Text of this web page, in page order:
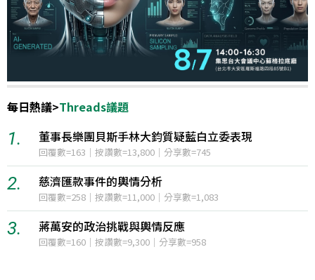
每日熱議>
Threads議題
委表現
1. 台灣對熊本地震的迅速援助引發日本
12小時聲量=1,649
2. 美國擴大社群媒體審查與中國學生
12小時聲量=1,139
3.
伊朗與阿曼達成荷姆茲海峽管理共
影響